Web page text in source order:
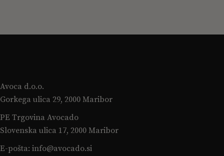
Avoca d.o.o.
Gorkega ulica 29, 2000 Maribor
PE Trgovina Avocado
Slovenska ulica 17, 2000 Maribor
E-pošta: info@avocado.si